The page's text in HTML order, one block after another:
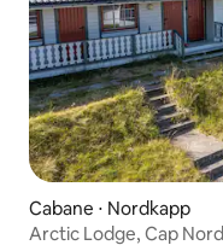
Cabane ⋅ Nordkapp
Arctic Lodge, Cap Nord